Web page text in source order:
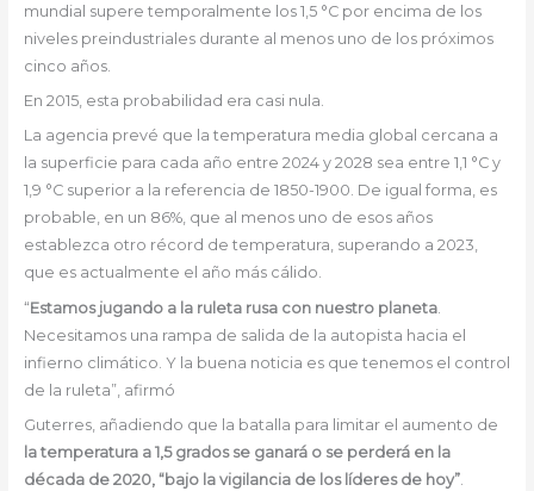
mundial supere temporalmente los 1,5 °C por encima de los
niveles preindustriales durante al menos uno de los próximos
cinco años.
En 2015, esta probabilidad era casi nula.
La agencia prevé que la temperatura media global cercana a
la superficie para cada año entre 2024 y 2028 sea entre 1,1 °C y
1,9 °C superior a la referencia de 1850-1900. De igual forma, es
probable, en un 86%, que al menos uno de esos años
establezca otro récord de temperatura, superando a 2023,
que es actualmente el año más cálido.
“Estamos jugando a la ruleta rusa con nuestro planeta.
Necesitamos una rampa de salida de la autopista hacia el
infierno climático. Y la buena noticia es que tenemos el control
de la ruleta”, afirmó
Guterres, añadiendo que la batalla para limitar el aumento de
la temperatura a 1,5 grados se ganará o se perderá en la
década de 2020, “bajo la vigilancia de los líderes de hoy”.